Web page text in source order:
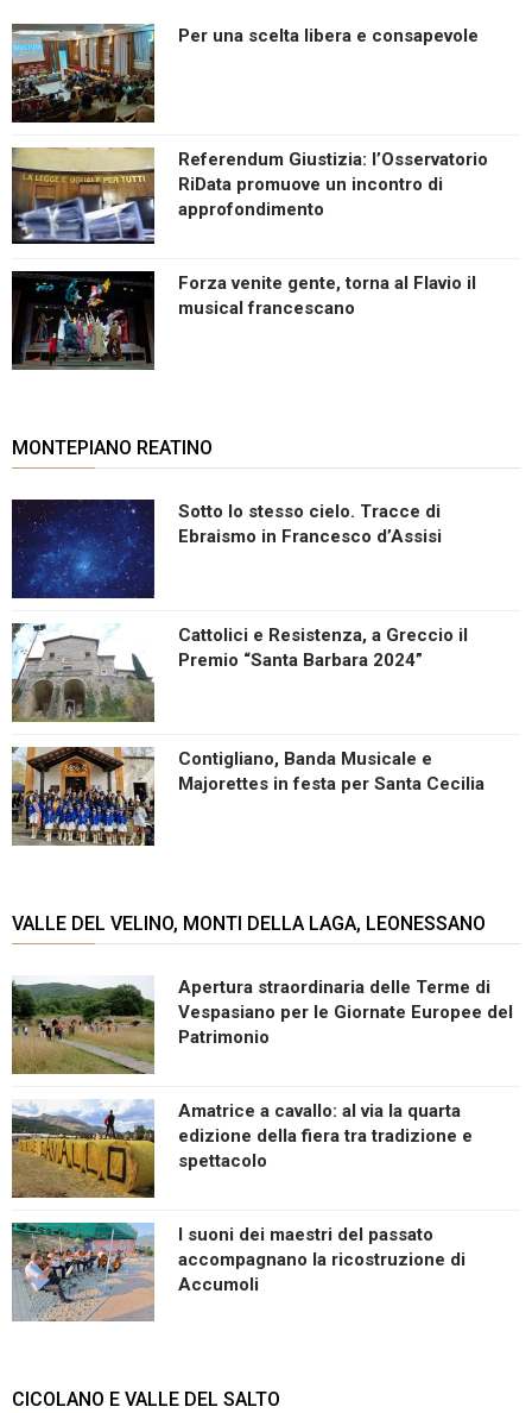
Per una scelta libera e consapevole
Referendum Giustizia: l’Osservatorio
RiData promuove un incontro di
approfondimento
Forza venite gente, torna al Flavio il
musical francescano
MONTEPIANO REATINO
Sotto lo stesso cielo. Tracce di
Ebraismo in Francesco d’Assisi
Cattolici e Resistenza, a Greccio il
Premio “Santa Barbara 2024”
Contigliano, Banda Musicale e
Majorettes in festa per Santa Cecilia
VALLE DEL VELINO, MONTI DELLA LAGA, LEONESSANO
Apertura straordinaria delle Terme di
Vespasiano per le Giornate Europee del
Patrimonio
Amatrice a cavallo: al via la quarta
edizione della fiera tra tradizione e
spettacolo
I suoni dei maestri del passato
accompagnano la ricostruzione di
Accumoli
CICOLANO E VALLE DEL SALTO